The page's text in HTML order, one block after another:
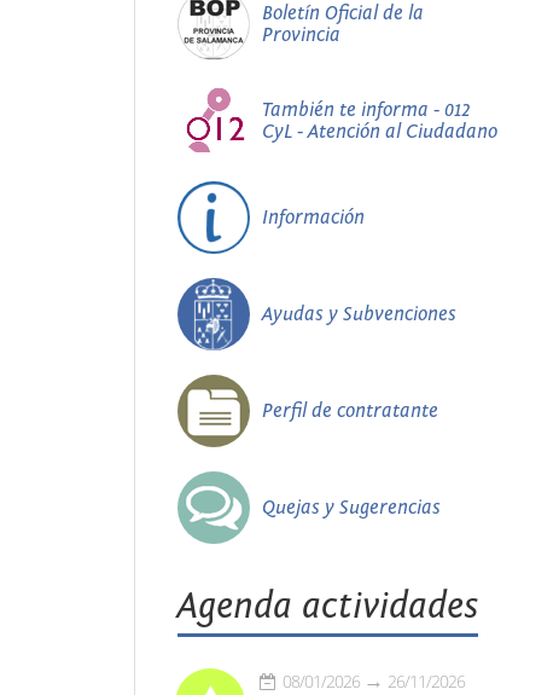
Boletín Oficial de la
Provincia
También te informa - 012
CyL - Atención al Ciudadano
Información
Ayudas y Subvenciones
Perfil de contratante
Quejas y Sugerencias
Agenda actividades
08/01/2026 26/11/2026